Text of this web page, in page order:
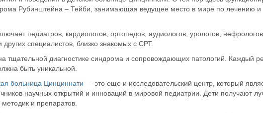
Рубинштейна – Тейби, занимающая ведущее место в мире по лечению и
педиатров, кардиологов, ортопедов, аудиологов, урологов, нефрологов,
специалистов, близко знакомых с СРТ.
тщательной диагностике синдрома и сопровождающих патологий. Каждый
быть уникальной.
больница Цинциннати — это еще и исследовательский центр, который
научных открытий и инноваций в мировой педиатрии. Дети получают
и препаратов.